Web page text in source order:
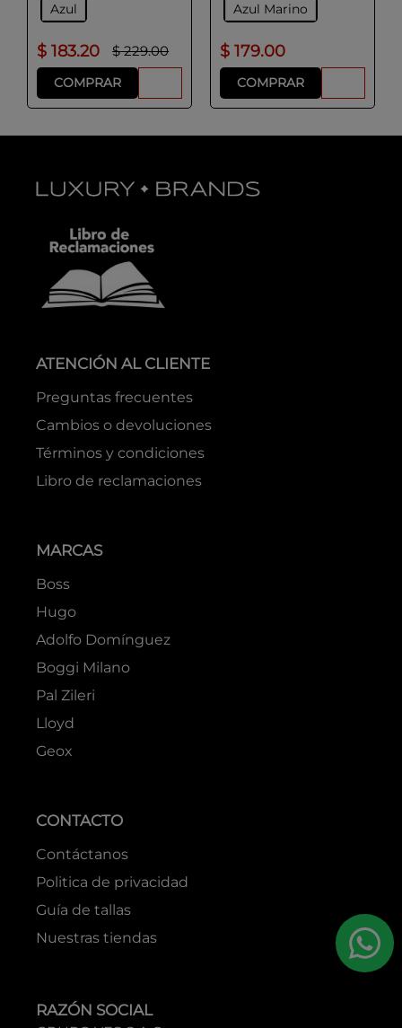
Azul
$ 183.20 $ 229.00
COMPRAR
Azul Marino
$ 179.00
COMPRAR
ATENCIÓN AL CLIENTE
Preguntas frecuentes
Cambios o devoluciones
Términos y condiciones
Libro de reclamaciones
MARCAS
Boss
Hugo
Adolfo Domínguez
Boggi Milano
Pal Zileri
Lloyd
Geox
CONTACTO
Contáctanos
Politica de privacidad
Guía de tallas
Nuestras tiendas
RAZÓN SOCIAL